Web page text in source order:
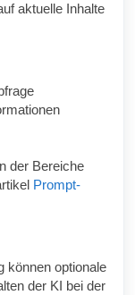
aktuelle Inhalte
der Bereiche
Prompt-
können optionale
der KI bei der